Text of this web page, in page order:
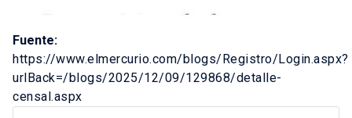
Fuente:
https://www.elmercurio.com/blogs/Registro/Login.aspx?
urlBack=/blogs/2025/12/09/129868/detalle-
censal.aspx